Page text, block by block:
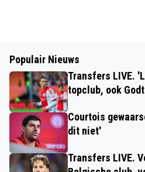
Populair Nieuws
Transfers LIVE.
topclub, ook
Courtois
dit niet'
Transfers LIVE.